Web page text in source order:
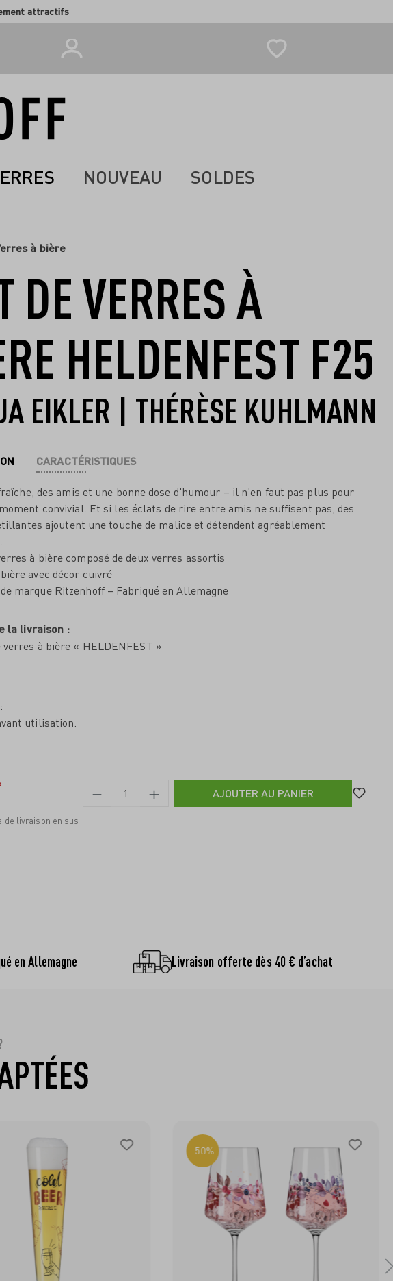
attractifs
NOUVEAU SOLDES
à bière
DE VERRES À
HELDENFEST F25
EIKLER | THÉRÈSE KUHLMANN
CARACTÉRISTIQUES
des amis et une bonne dose d'humour – il n'en faut pas plus pour
convivial. Et si les éclats de rire entre amis ne suffisent pas, des
ajoutent une touche de malice et détendent agréablement
à bière composé de deux verres assortis
avec décor cuivré
marque Ritzenhoff – Fabriqué en Allemagne
la livraison :
verres à bière « HELDENFEST »
:
utilisation.
de livraison en sus
AJOUTER AU PANIER
en Allemagne Livraison offerte dès 40 € d’achat
-50%